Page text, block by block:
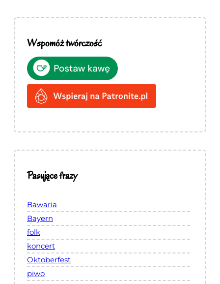
Wspomóż twórczość
Pasujące frazy
Bawaria
Bayern
folk
koncert
Oktoberfest
piwo